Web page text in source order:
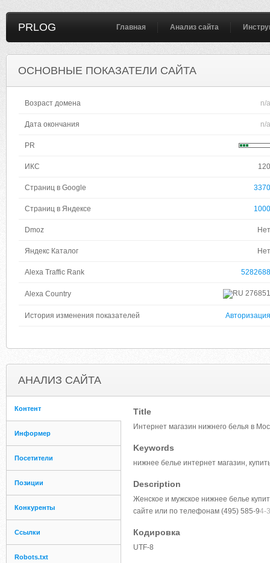
PRLOG Главная Анализ сайта
ОСНОВНЫЕ ПОКАЗАТЕЛИ САЙТА
Возраст домена n/a
Дата окончания n/a
PR
ИКС 120
Страниц в Google 3370
Страниц в Яндексе 1000
Dmoz Нет
Яндекс Каталог Нет
Alexa Traffic Rank 5282688
Alexa Country 276851
История изменения показателей Авторизация
АНАЛИЗ САЙТА
Контент
Информер
Посетители
Позиции
Конкуренты
Ссылки
Robots.txt
Title
Интернет магазин нижнего белья в
Keywords
нижнее белье интернет магазин,
Description
Женское и мужское нижнее белье
сайте или по телефонам (495) 585-94-
Кодировка
UTF-8